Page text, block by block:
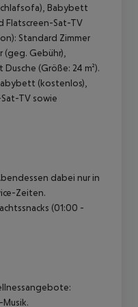
Babybett
Flatscreen-Sat-TV
Standard Zimmer
Gebühr),
(Größe: 24 m²).
(kostenlos),
TV sowie
dabei nur in
Zeiten.
(01:00 -